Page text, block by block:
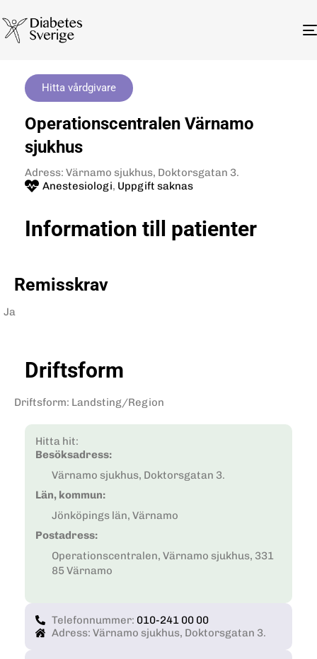
Hitta vårdgivare
Operationscentralen Värnamo
sjukhus
Adress: Värnamo sjukhus, Doktorsgatan 3.
Anestesiologi, Uppgift saknas
Information till patienter
Remisskrav
Ja
Driftsform
Driftsform: Landsting/Region
Hitta hit:
Besöksadress:
Värnamo sjukhus, Doktorsgatan 3.
Län, kommun:
Jönköpings län, Värnamo
Postadress:
Operationscentralen, Värnamo sjukhus, 331
85 Värnamo
Telefonnummer: 010-241 00 00
Adress: Värnamo sjukhus, Doktorsgatan 3.